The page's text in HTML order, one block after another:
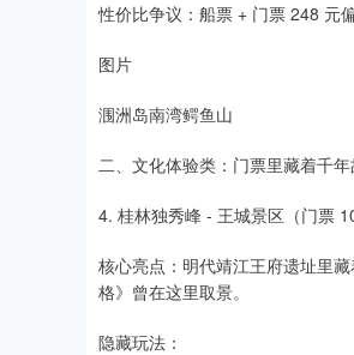
性价比争议：船票 + 门票 248 元
图片
涠洲岛南湾鳄鱼山
二、文化体验类：门票里藏着千
4. 桂林独秀峰 - 王城景区（门票
核心亮点：明代靖江王府遗址里
格》曾在这里取景。​
隐藏玩法：​